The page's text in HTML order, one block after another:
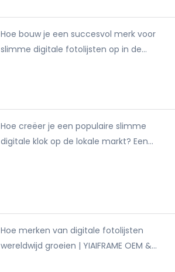
Hoe bouw je een succesvol merk voor
slimme digitale fotolijsten op in de
Hoe creëer je een populaire slimme
digitale klok op de lokale markt? Een
Hoe merken van digitale fotolijsten
wereldwijd groeien | YIAIFRAME OEM &